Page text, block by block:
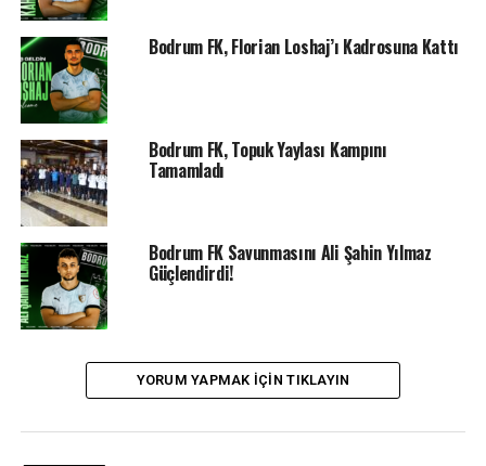
Sunu Akademi Madalyaları ve Kupaları Topladı…
BIR ÖNCEKI
Büyükşehir Taekwondocuları İl Şampiyonu Oldu…
Bodrum FK, Florian Loshaj’ı Kadrosuna Kattı
Bodrum FK, Topuk Yaylası Kampını
Tamamladı
Bodrum FK Savunmasını Ali Şahin Yılmaz
Güçlendirdi!
YORUM YAPMAK IÇIN TIKLAYIN